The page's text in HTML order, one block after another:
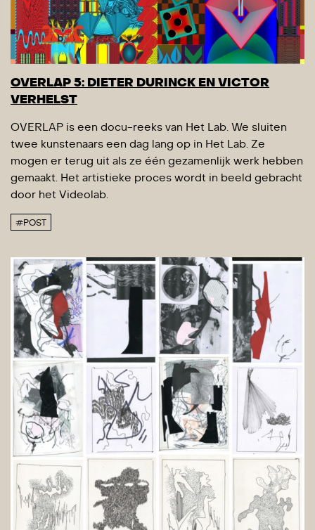
OVERLAP 5: DIETER DURINCK EN VICTOR
VERHELST
OVERLAP is een docu-reeks van Het Lab. We sluiten
twee kunstenaars een dag lang op in Het Lab. Ze
mogen er terug uit als ze één gezamenlijk werk hebben
gemaakt. Het artistieke proces wordt in beeld gebracht
door het Videolab.
#POST